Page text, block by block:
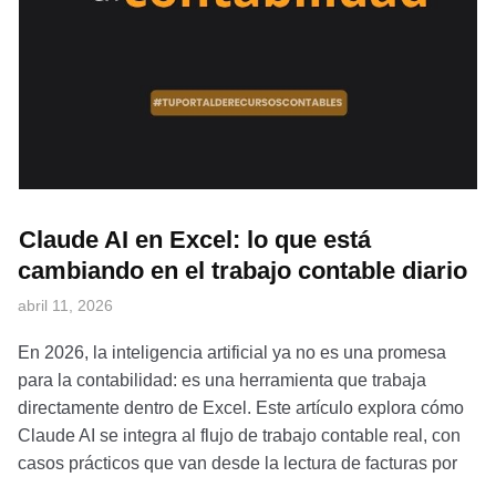
Claude AI en Excel: lo que está
cambiando en el trabajo contable diario
abril 11, 2026
En 2026, la inteligencia artificial ya no es una promesa
para la contabilidad: es una herramienta que trabaja
directamente dentro de Excel. Este artículo explora cómo
Claude AI se integra al flujo de trabajo contable real, con
casos prácticos que van desde la lectura de facturas por